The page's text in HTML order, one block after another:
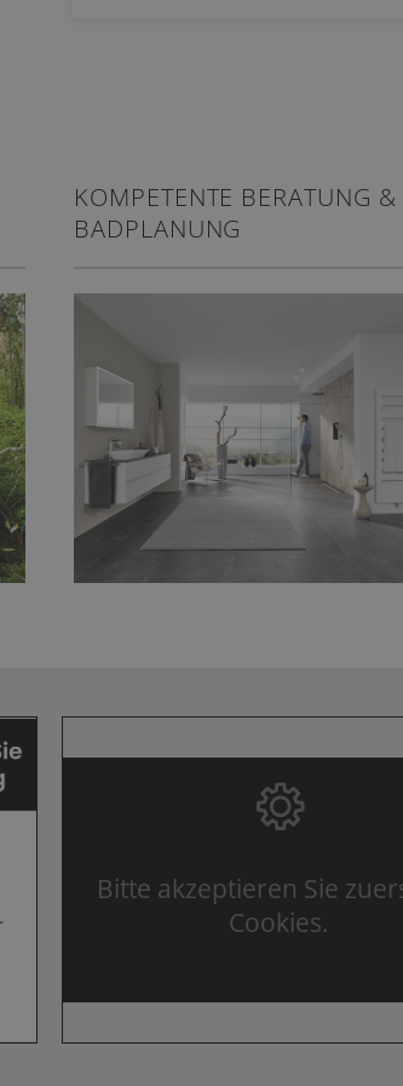
KOMPETENTE BERATUNG &
BADPLANUNG
Bitte akzeptieren Sie
Cookies.